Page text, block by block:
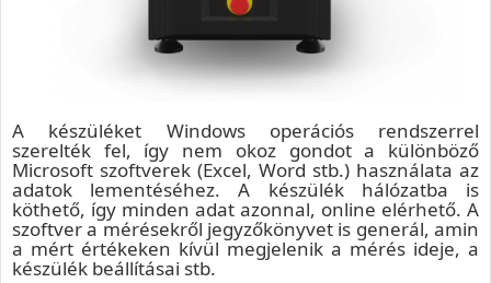
A készüléket Windows operációs rendszerrel
szerelték fel, így nem okoz gondot a különböző
Microsoft szoftverek (Excel, Word stb.) használata az
adatok lementéséhez. A készülék hálózatba is
köthető, így minden adat azonnal, online elérhető. A
szoftver a mérésekről jegyzőkönyvet is generál, amin
a mért értékeken kívül megjelenik a mérés ideje, a
készülék beállításai stb.